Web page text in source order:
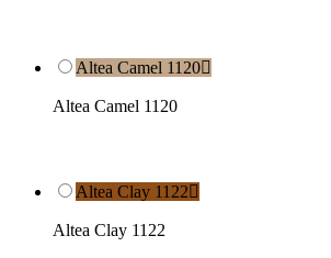
Altea Camel 1120
Altea Camel 1120
Altea Clay 1122
Altea Clay 1122